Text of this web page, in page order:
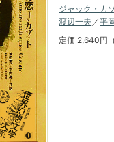
ジャック・カ
渡辺一夫 ／平
定価 2,640円